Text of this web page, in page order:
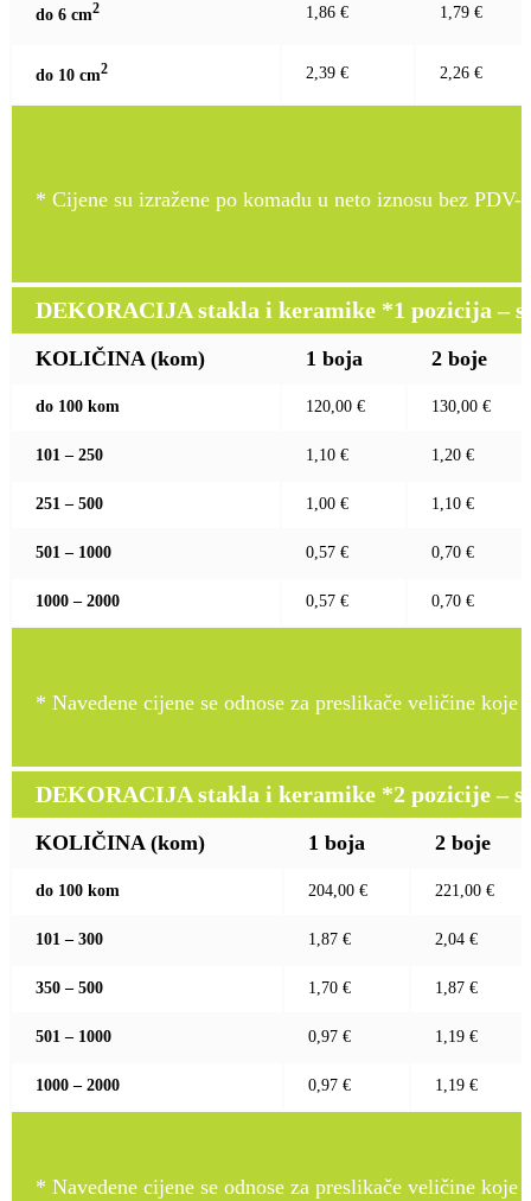
do 6 cm2 1,86 € 1,79 €
do 10 cm2 2,39 € 2,26 €
* Cijene su izražene po komadu u neto iznosu bez PDV-
DEKORACIJA stakla i keramike *1 pozicija –
KOLIČINA (kom) 1 boja 2 boje
do 100 kom 120,00 € 130,00 €
101 – 250 1,10 € 1,20 €
251 – 500 1,00 € 1,10 €
501 – 1000 0,57 € 0,70 €
1000 – 2000 0,57 € 0,70 €
* Navedene cijene se odnose za preslikače veličine
DEKORACIJA stakla i keramike *2 pozicije –
KOLIČINA (kom) 1 boja 2 boje
do 100 kom 204,00 € 221,00 €
101 – 300 1,87 € 2,04 €
350 – 500 1,70 € 1,87 €
501 – 1000 0,97 € 1,19 €
1000 – 2000 0,97 € 1,19 €
* Navedene cijene se odnose za preslikače veličine